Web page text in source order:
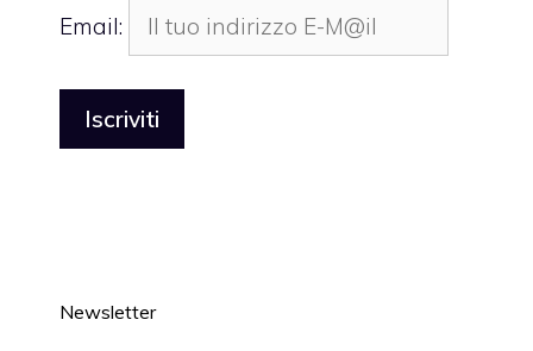
Email:
Newsletter